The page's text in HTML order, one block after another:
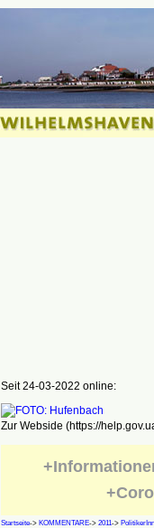
Seit 24-03-2022 online:
Zur Webside (https://
Startseite-> KOMMENTARE-> 2011->